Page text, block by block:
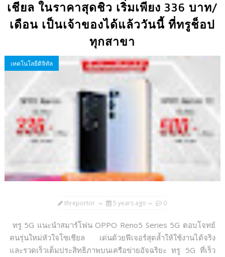
เชียล ในราคาสุดชิว เริ่มเพียง 336 บาท/
เดือน เป็นเจ้าของได้แล้ววันนี้ ที่ทรูช็อป
ทุกสาขา
เทคโนโลยีดิจิทัล
threportor 5 years ago 0
ทรู 5G แนะนำสมาร์โฟน OPPO Reno5 Series 5G ตอบโจทย์
คนรุ่นใหม่หัวใจโซเชียล เด่นด้วยฟีเจอร์สุดล้ำให้ใช้งานได้จริง
และรวดเร็วเต็มประสิทธิภาพบนเครือข่ายอัจฉริยะ ทรู 5G ที่เร็ว